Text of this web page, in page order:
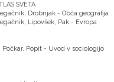
SVETA
Drobnjak - Obča geografija
Lipovšek, Pak - Evropa
Počkar, Popit - Uvod v sociologijo